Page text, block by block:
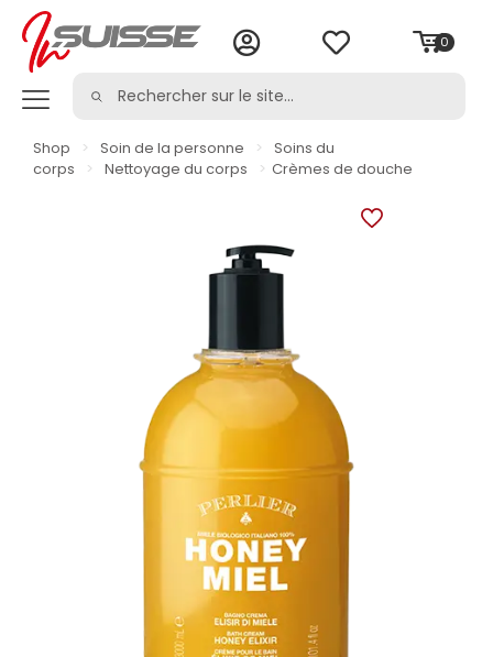
0
Shop > Soin de la personne >
Soins du
corps
> Nettoyage du corps > Crèmes de douche